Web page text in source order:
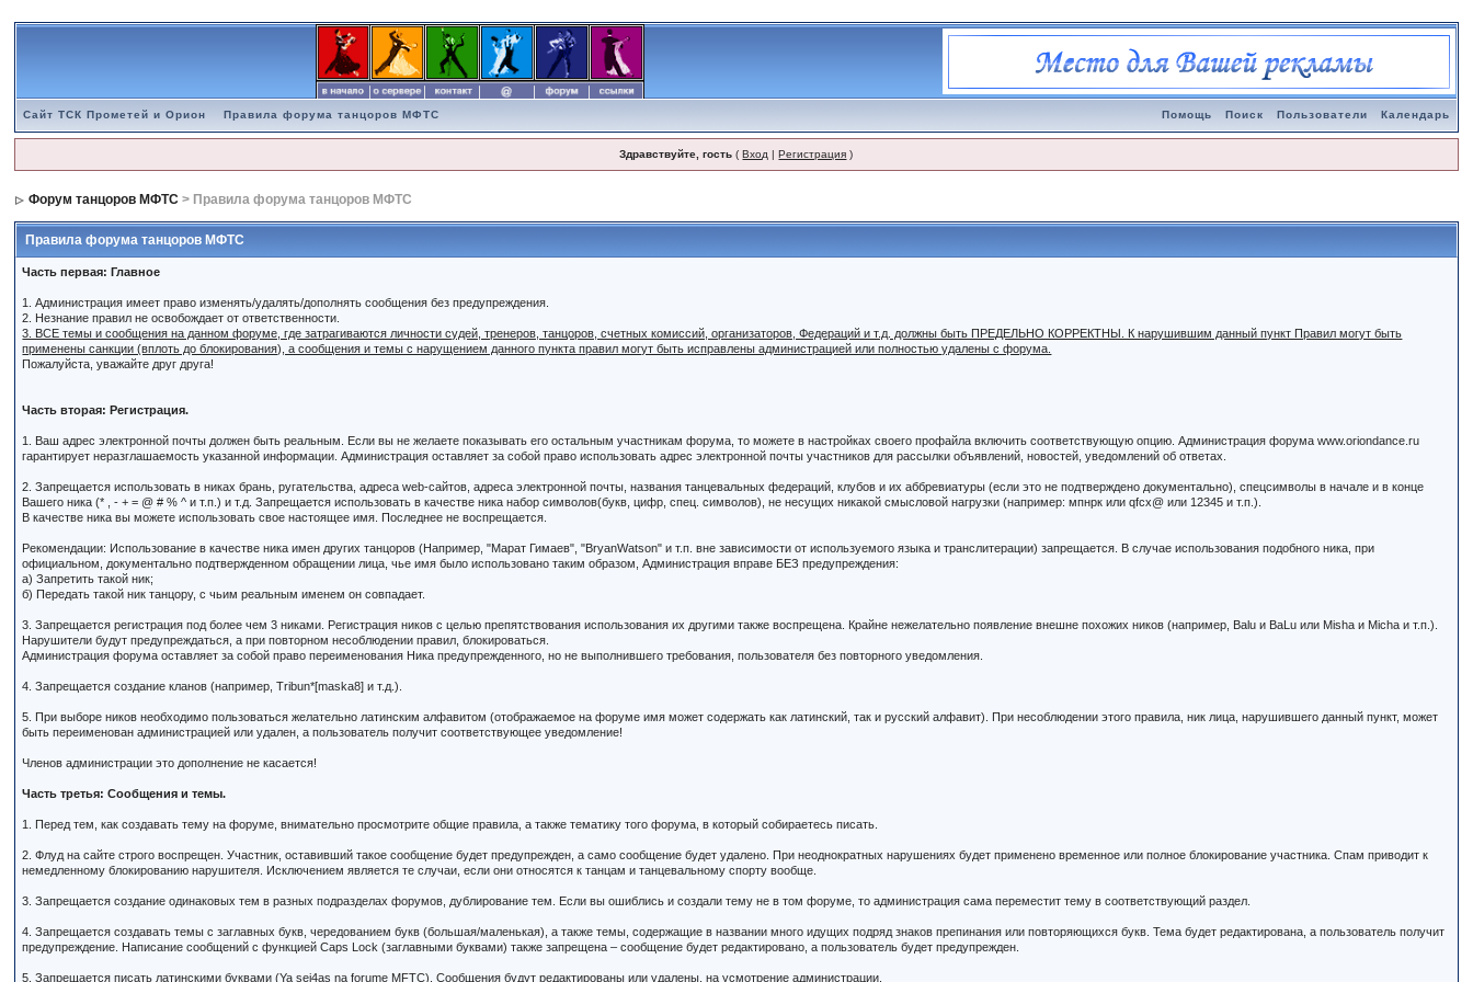
Сайт ТСК Прометей и Орион Правила форума танцоров МФТС Помощь Поиск Пользователи Календарь
Здравствуйте, гость (Вход |Регистрация )
Форум танцоров МФТС > Правила форума танцоров МФТС
Правила форума танцоров МФТС
Часть первая: Главное
1. Администрация имеет право изменять/удалять/дополнять сообщения без предупреждения.
2. Незнание правил не освобождает от ответственности.
3. ВСЕ темы и сообщения на данном форуме, где затрагиваются личности судей, тренеров, танцоров, счетных комиссий, организаторов, Федераций и т.д. должны быть ПРЕДЕЛЬНО КОРРЕКТНЫ. К нарушившим данный пункт Правил могут быть
применены санкции (вплоть до блокирования), а сообщения и темы с нарущением данного пункта правил могут быть исправлены администрацией или полностью удалены с форума.
Пожалуйста, уважайте друг друга!
Часть вторая: Регистрация.
1. Ваш адрес электронной почты должен быть реальным. Если вы не желаете показывать его остальным участникам форума, то можете в настройках своего профайла включить соответствующую опцию. Администрация форума www.oriondance.ru
гарантирует неразглашаемость указанной информации. Администрация оставляет за собой право использовать адрес электронной почты участников для рассылки объявлений, новостей, уведомлений об ответах.
2. Запрещается использовать в никах брань, ругательства, адреса web-сайтов, адреса электронной почты, названия танцевальных федераций, клубов и их аббревиатуры (если это не подтверждено документально), спецсимволы в начале и в конце
Вашего ника (* , - + = @ # % ^ и т.п.) и т.д. Запрещается использовать в качестве ника набор символов(букв, цифр, спец. символов), не несущих никакой смысловой нагрузки (например: мпнрк или qfcx@ или 12345 и т.п.).
В качестве ника вы можете использовать свое настоящее имя. Последнее не воспрещается.
Рекомендации: Использование в качестве ника имен других танцоров (Например, "Марат Гимаев", "BryanWatson" и т.п. вне зависимости от используемого языка и транслитерации) запрещается. В случае использования подобного ника, при
официальном, документально подтвержденном обращении лица, чье имя было использовано таким образом, Администрация вправе БЕЗ предупреждения:
а) Запретить такой ник;
б) Передать такой ник танцору, с чьим реальным именем он совпадает.
3. Запрещается регистрация под более чем 3 никами. Регистрация ников с целью препятствования использования их другими также воспрещена. Крайне нежелательно появление внешне похожих ников (например, Balu и BaLu или Misha и Micha и т.п.).
Нарушители будут предупреждаться, а при повторном несоблюдении правил, блокироваться.
Администрация форума оставляет за собой право переименования Ника предупрежденного, но не выполнившего требования, пользователя без повторного уведомления.
4. Запрещается создание кланов (например, Tribun*[maska8] и т.д.).
5. При выборе ников необходимо пользоваться желательно латинским алфавитом (отображаемое на форуме имя может содержать как латинский, так и русский алфавит). При несоблюдении этого правила, ник лица, нарушившего данный пункт, может
быть переименован администрацией или удален, а пользователь получит соответствующее уведомление!
Членов администрации это дополнение не касается!
Часть третья: Сообщения и темы.
1. Перед тем, как создавать тему на форуме, внимательно просмотрите общие правила, а также тематику того форума, в который собираетесь писать.
2. Флуд на сайте строго воспрещен. Участник, оставивший такое сообщение будет предупрежден, а само сообщение будет удалено. При неоднократных нарушениях будет применено временное или полное блокирование участника. Спам приводит к
немедленному блокированию нарушителя. Исключением является те случаи, если они относятся к танцам и танцевальному спорту вообще.
3. Запрещается создание одинаковых тем в разных подразделах форумов, дублирование тем. Если вы ошиблись и создали тему не в том форуме, то администрация сама переместит тему в соответствующий раздел.
4. Запрещается создавать темы с заглавных букв, чередованием букв (большая/маленькая), а также темы, содержащие в названии много идущих подряд знаков препинания или повторяющихся букв. Тема будет редактирована, а пользователь получит
предупреждение. Написание сообщений с функцией Caps Lock (заглавными буквами) также запрещена – сообщение будет редактировано, а пользователь будет предупрежден.
5. Запрещается писать латинскими буквами (Ya sei4as na forume MFTC). Сообщения будут редактированы или удалены, на усмотрение администрации.